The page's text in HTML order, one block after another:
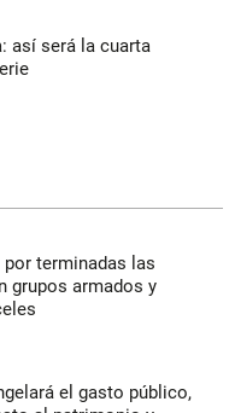
así será la cuarta
terminadas las
grupos armados y
el gasto público,